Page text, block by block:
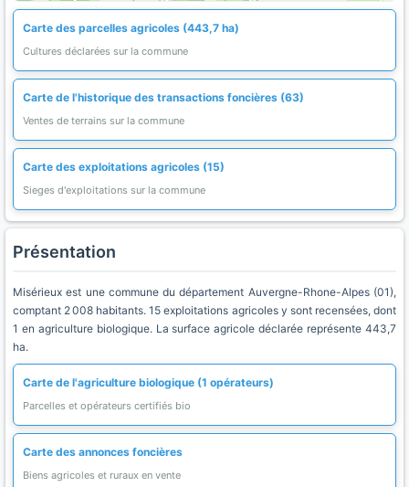
Carte des parcelles agricoles (443,7 ha)
Cultures déclarées sur la commune
Carte de l'historique des transactions foncières (63)
Ventes de terrains sur la commune
Carte des exploitations agricoles (15)
Sieges d'exploitations sur la commune
Présentation
Misérieux est une commune du département Auvergne-Rhone-Alpes (01),
comptant 2 008 habitants. 15 exploitations agricoles y sont recensées, dont
1 en agriculture biologique. La surface agricole déclarée représente 443,7
ha.
Carte de l'agriculture biologique (1 opérateurs)
Parcelles et opérateurs certifiés bio
Carte des annonces foncières
Biens agricoles et ruraux en vente